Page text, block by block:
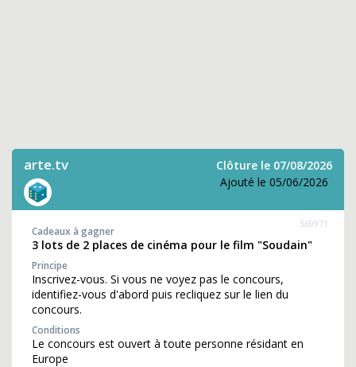
arte.tv
Clôture le 07/08/2026
Ajouté le 05/06/2026
369971
Cadeaux à gagner
3 lots de 2 places de cinéma pour le film "Soudain"
Principe
Inscrivez-vous. Si vous ne voyez pas le concours,
identifiez-vous d'abord puis recliquez sur le lien du
concours.
Conditions
Le concours est ouvert à toute personne résidant en
Europe